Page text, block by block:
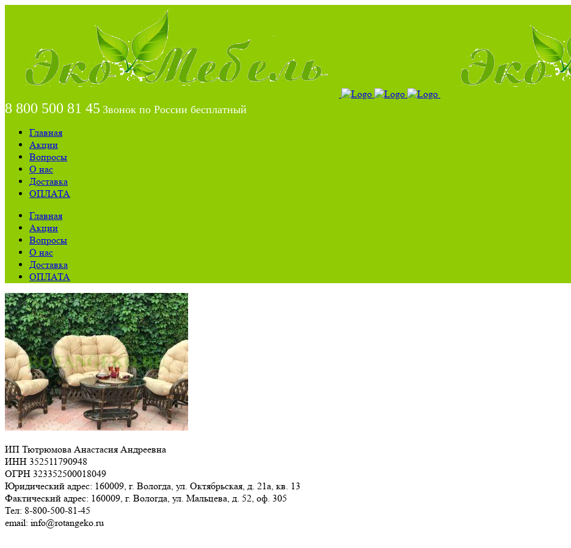
8 800 500 81 45 Звонок по России бесплатный
Главная
Акции
Вопросы
О нас
Доставка
ОПЛАТА
Главная
Акции
Вопросы
О нас
Доставка
ОПЛАТА
ИП Тютрюмова Анастасия Андреевна
ИНН 352511790948
ОГРН 323352500018049
Юридический адрес: 160009, г. Вологда, ул. Октябрьская, д. 21а, кв. 13
Фактический адрес: 160009, г. Вологда, ул. Мальцева, д. 52, оф. 305
Тел: 8-800-500-81-45
email: info@rotangeko.ru